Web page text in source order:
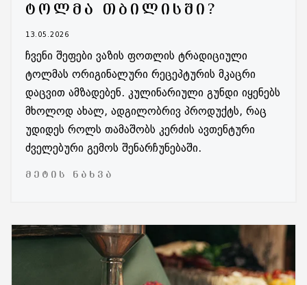
ᲢᲝᲚᲛᲐ ᲗᲑᲘᲚᲘᲡᲨᲘ?
13.05.2026
ჩვენი შეფები ვაზის ფოთლის ტრადიციული
ტოლმას ორიგინალური რეცეპტურის მკაცრი
დაცვით ამზადებენ. კულინარიული გუნდი იყენებს
მხოლოდ ახალ, ადგილობრივ პროდუქტს, რაც
უდიდეს როლს თამაშობს კერძის ავთენტური
ძველებური გემოს შენარჩუნებაში.
ᲛᲔᲢᲘᲡ ᲜᲐᲮᲕᲐ